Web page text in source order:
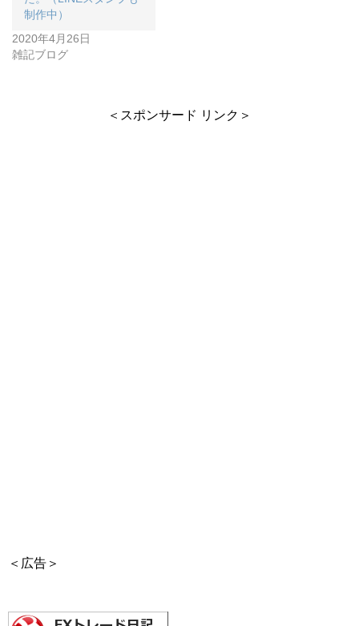
制作中）
2020年4月26日
雑記ブログ
＜スポンサード リンク＞
＜広告＞